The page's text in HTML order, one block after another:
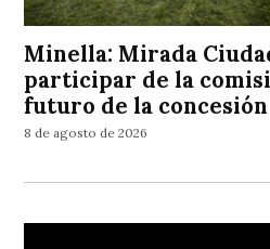
Minella: Mirada
participar de la
futuro de la concesión
8 de agosto de 2026